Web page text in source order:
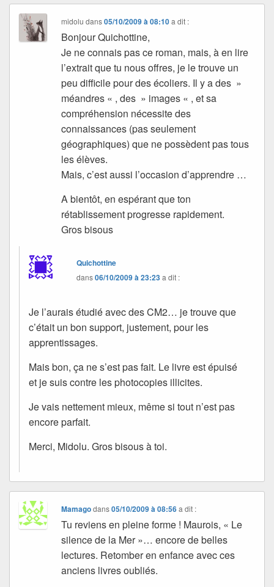
midolu dans05/10/2009 à 08:10 a dit :
Bonjour Quichottine,
Je ne connais pas ce roman, mais, à en lire
l’extrait que tu nous offres, je le trouve un
peu difficile pour des écoliers. Il y a des »
méandres « , des » images « , et sa
compréhension nécessite des
connaissances (pas seulement
géographiques) que ne possèdent pas tous
les élèves.
Mais, c’est aussi l’occasion d’apprendre …
A bientôt, en espérant que ton
rétablissement progresse rapidement.
Gros bisous
Quichottine
dans06/10/2009 à 23:23a dit :
Je l’aurais étudié avec des CM2… je trouve que
c’était un bon support, justement, pour les
apprentissages.
Mais bon, ça ne s’est pas fait. Le livre est épuisé
et je suis contre les photocopies illicites.
Je vais nettement mieux, même si tout n’est pas
encore parfait.
Merci, Midolu. Gros bisous à toi.
Mamagodans05/10/2009 à 08:56 a dit :
Tu reviens en pleine forme ! Maurois, « Le
silence de la Mer »… encore de belles
lectures. Retomber en enfance avec ces
anciens livres oubliés.